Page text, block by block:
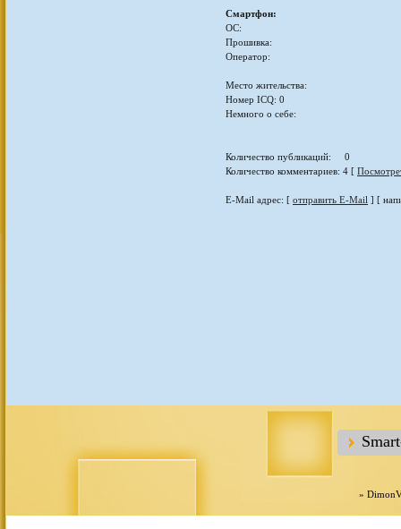
Смартфон:
ОС:
Прошивка:
Оператор:
Место жительства:
Номер ICQ: 0
Немного о себе:
Количество публикаций: 0
Количество комментариев: 4 [
E-Mail адрес: [ отправить E-Mail ] [
»